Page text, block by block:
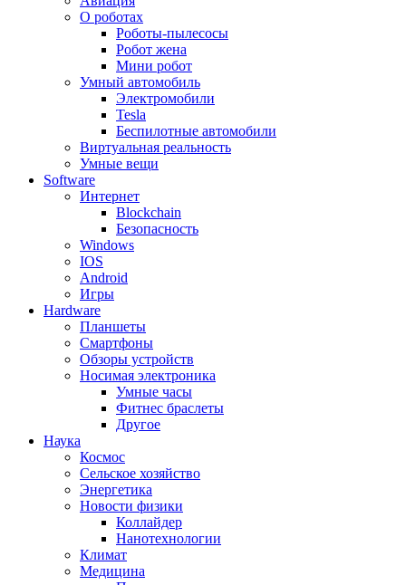
О роботах
Роботы-пылесосы
Робот жена
Мини робот
Умный автомобиль
Электромобили
Tesla
Беспилотные автомобили
Виртуальная реальность
Умные вещи
Software
Интернет
Blockchain
Безопасность
Windows
IOS
Android
Игры
Hardware
Планшеты
Смартфоны
Обзоры устройств
Носимая электроника
Умные часы
Фитнес браслеты
Другое
Наука
Космос
Сельское хозяйство
Энергетика
Новости физики
Коллайдер
Нанотехнологии
Климат
Медицина